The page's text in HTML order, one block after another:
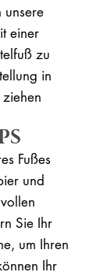
unsere
einer
zu
in
Fußes
und
Sie Ihr
um Ihren
Ihr